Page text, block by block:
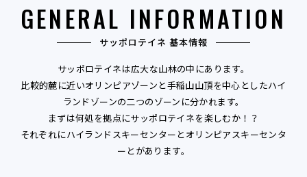
GENERAL INFORMATION
サッポロテイネ 基本情報
サッポロテイネは広大な山林の中にあります。
比較的麓に近いオリンピアゾーンと手稲山山頂を中心としたハイ
ランドゾーンの二つのゾーンに分かれます。
まずは何処を拠点にサッポロテイネを楽しむか！？
それぞれにハイランドスキーセンターとオリンピアスキーセンタ
ーとがあります。